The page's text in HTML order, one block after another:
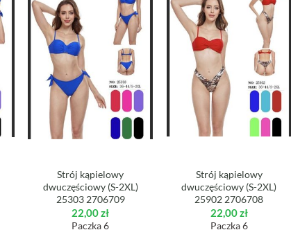
Strój kąpielowy
dwuczęściowy (S-2XL)
25303 2706709
22,00zł
Paczka 6
Strój kąpielowy
dwuczęściowy (S-2XL)
25902 2706708
22,00zł
Paczka 6